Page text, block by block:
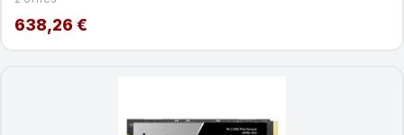
638,26 €